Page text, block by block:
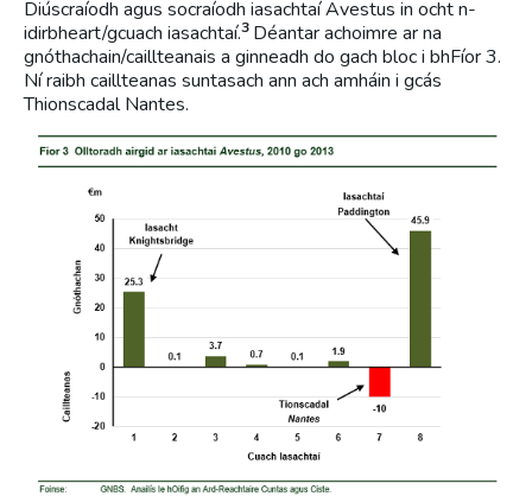
Diúscraíodh agus socraíodh iasachtaí Avestus in ocht n-
idirbheart/gcuach iasachtaí.3 Déantar achoimre ar na
gnóthachain/caillteanais a ginneadh do gach bloc i bhFíor 3.
Ní raibh caillteanas suntasach ann ach amháin i gcás
Thionscadal Nantes.